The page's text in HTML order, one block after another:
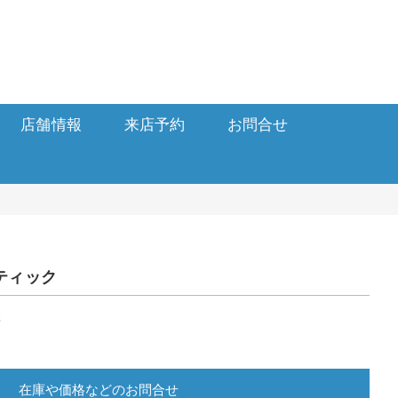
店舗情報 来店予約 お問合せ
ィック
在庫や価格などのお問合せ